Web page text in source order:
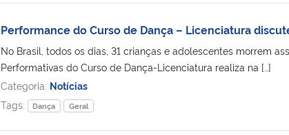
Performance do Curso de Dança – Licenciatura
No Brasil, todos os dias, 31 crianças e adolescentes morrem
Performativas do Curso de Dança-Licenciatura realiza na […]
Categoria: Notícias
Tags:
Dança Geral